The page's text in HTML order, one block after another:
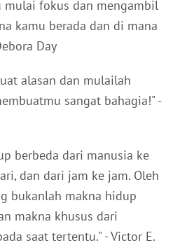
fokus dan mengambil
kamu berada dan di mana
Day
alasan dan mulailah
sangat bahagia!" -
berbeda dari manusia ke
dan dari jam ke jam. Oleh
bukanlah makna hidup
makna khusus dari
saat tertentu." - Victor E.